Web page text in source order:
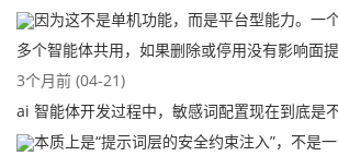
因为这不是单机功能，而是平台型能力。一
多个智能体共用，如果删除或停用没有影响面
3个月前 (04-21)
ai 智能体开发过程中，敏感词配置现在到底是
本质上是“提示词层的安全约束注入”，不是